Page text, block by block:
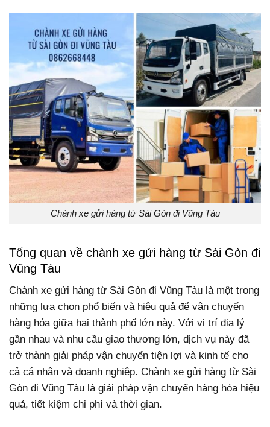
Chành xe gửi hàng từ Sài Gòn đi Vũng Tàu
Tổng quan về chành xe gửi hàng từ Sài Gòn đi
Vũng Tàu
Chành xe gửi hàng từ Sài Gòn đi Vũng Tàu là một trong
những lựa chọn phổ biến và hiệu quả để vận chuyển
hàng hóa giữa hai thành phố lớn này. Với vị trí địa lý
gần nhau và nhu cầu giao thương lớn, dịch vụ này đã
trở thành giải pháp vận chuyển tiện lợi và kinh tế cho
cả cá nhân và doanh nghiệp. Chành xe gửi hàng từ Sài
Gòn đi Vũng Tàu là giải pháp vận chuyển hàng hóa hiệu
quả, tiết kiệm chi phí và thời gian.